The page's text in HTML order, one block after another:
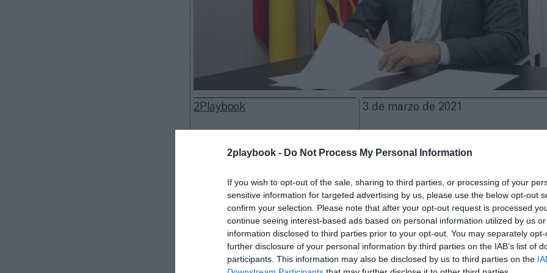
2playbook - Do Not Process My Personal Information
If you wish to opt-out of the sale, sharing to third parties, or processing of your
sensitive information for targeted advertising by us, please use the below opt-out
confirm your selection. Please note that after your opt-out request is processed
continue seeing interest-based ads based on personal information utilized by us
information disclosed to third parties prior to your opt-out. You may separately
further disclosure of your personal information by third parties on the IAB’s list of
participants. This information may also be disclosed by us to third parties on the
2Playbook 3 de marzo de 2021
club, a través de su presidente, Anil Murthy, ha querido dar su
sobre la reunión que mantuvieron ayer la entidad ché con la
Valenciana. Tras el encuentro, el presidente autonómico, Ximo
los gestores del Valencia, y ahora su máximo responsable ha
“Endeudar al club sin vender la parcela (de Mestalla)
irresponsable, supondría repetir los mismos errores del pasado y,